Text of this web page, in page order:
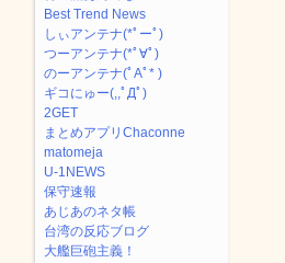
Best Trend News
しぃアンテナ(*ﾟーﾟ)
つーアンテナ(*ﾟ∀ﾟ)
のーアンテナ(ﾟAﾟ* )
ギコにゅー(,,ﾟДﾟ)
2GET
まとめアプリChaconne
matomeja
U-1NEWS
保守速報
あじあのネタ帳
台湾の反応ブログ
大艦巨砲主義！